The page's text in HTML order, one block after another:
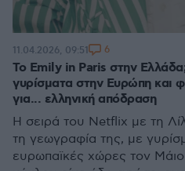
Το Emily in Paris στην
γυρίσματα στην Ευρώπη και
για... ελληνική απόδραση
Η σειρά του Netflix με τη
τη γεωγραφία της, με
ευρωπαϊκές χώρες τον
11.04.2026, 09:51 6